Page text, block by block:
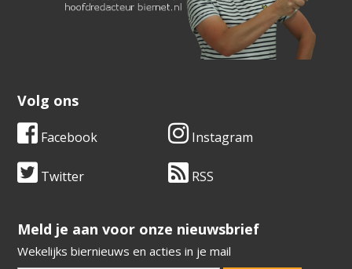
Volg ons
Facebook Instagram
Twitter RSS
​​​​​​​Meld je aan voor onze nieuwsbrief
Wekelijks biernieuws en acties in je mail